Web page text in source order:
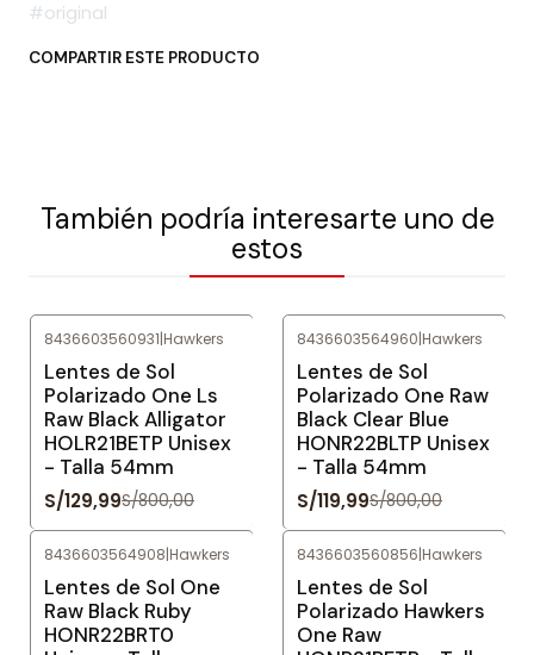
#original
COMPARTIR ESTE PRODUCTO
También podría interesarte uno de
estos
8436603560931|Hawkers
Lentes de Sol
Polarizado One Ls
Raw Black Alligator
HOLR21BETP Unisex
- Talla 54mm
S/129,99S/800,00
8436603564960|Hawkers
Lentes de Sol
Polarizado One Raw
Black Clear Blue
HONR22BLTP Unisex
- Talla 54mm
S/119,99S/800,00
8436603564908|Hawkers
Lentes de Sol One
Raw Black Ruby
HONR22BRT0
8436603560856|Hawkers
Lentes de Sol
Polarizado Hawkers
One Raw